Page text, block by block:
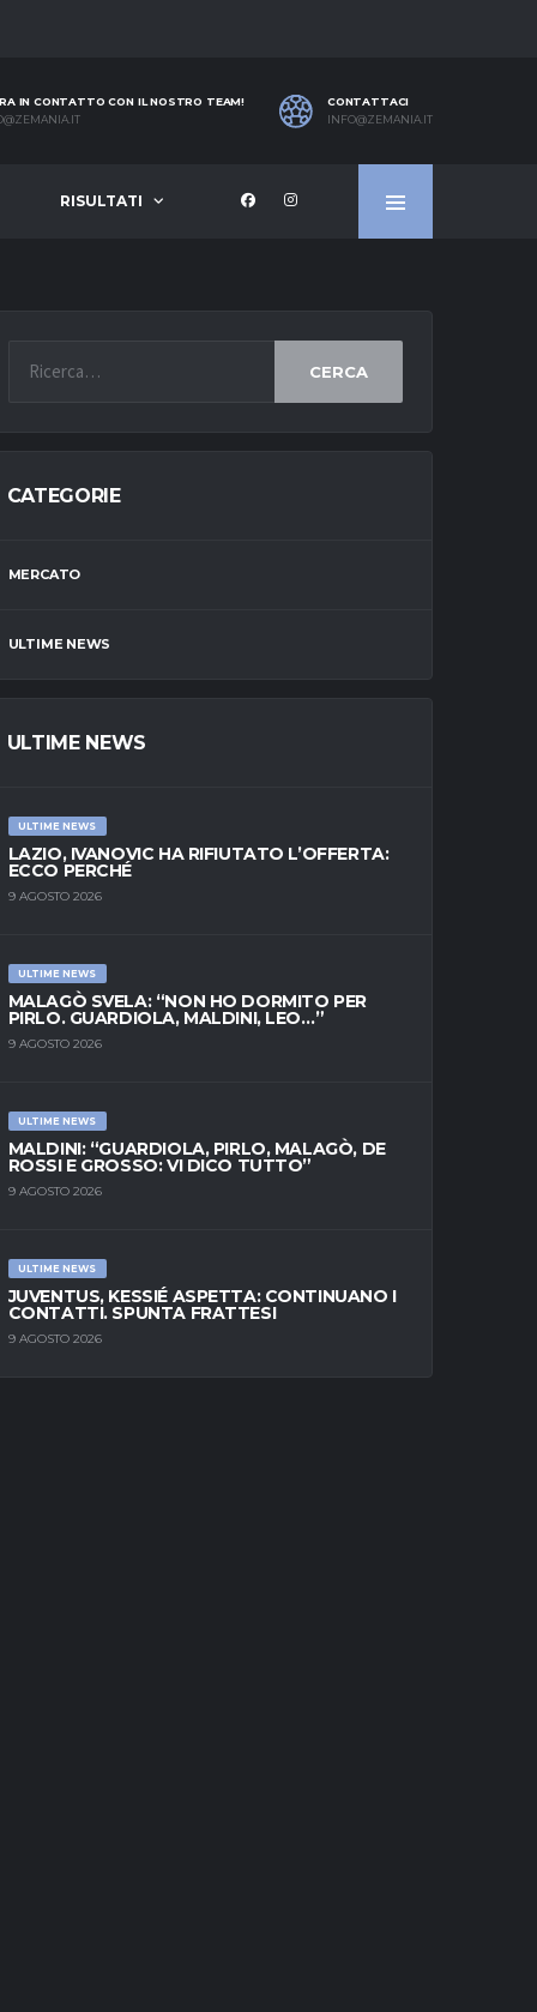
IN CONTATTO CON IL NOSTRO TEAM!
CONTATTACI
INFO@ZEMANIA.IT
RISULTATI
CERCA
CATEGORIE
MERCATO
ULTIME NEWS
ULTIME NEWS
ULTIME NEWS
LAZIO, IVANOVIC HA RIFIUTATO L’OFFERTA:
ECCO PERCHÉ
9 AGOSTO 2026
ULTIME NEWS
MALAGÒ SVELA: “NON HO DORMITO PER
PIRLO. GUARDIOLA, MALDINI, LEO…”
9 AGOSTO 2026
ULTIME NEWS
MALDINI: “GUARDIOLA, PIRLO, MALAGÒ, DE
ROSSI E GROSSO: VI DICO TUTTO”
9 AGOSTO 2026
ULTIME NEWS
JUVENTUS, KESSIÉ ASPETTA: CONTINUANO I
CONTATTI. SPUNTA FRATTESI
9 AGOSTO 2026